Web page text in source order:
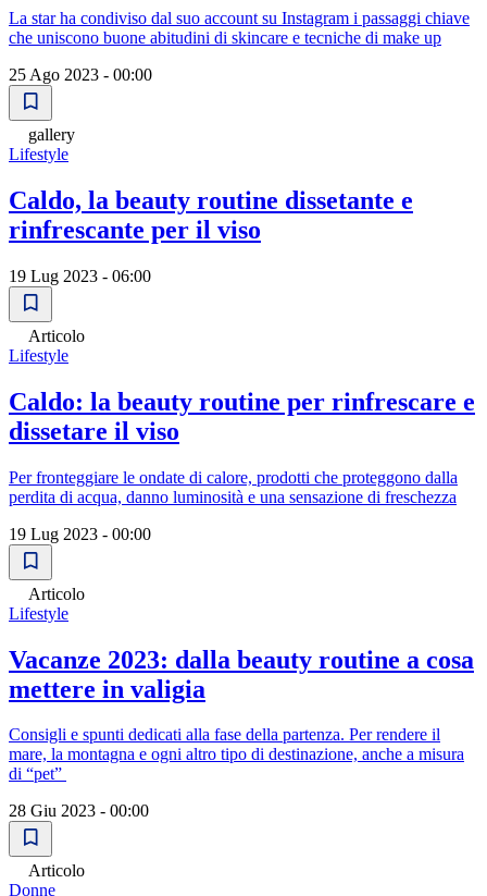
La star ha condiviso dal suo account su Instagram i passaggi chiave
che uniscono buone abitudini di skincare e tecniche di make up
25 Ago 2023 - 00:00
gallery
Lifestyle
Caldo, la beauty routine dissetante e
rinfrescante per il viso
19 Lug 2023 - 06:00
Articolo
Lifestyle
Caldo: la beauty routine per rinfrescare e
dissetare il viso
Per fronteggiare le ondate di calore, prodotti che proteggono dalla
perdita di acqua, danno luminosità e una sensazione di freschezza
19 Lug 2023 - 00:00
Articolo
Lifestyle
Vacanze 2023: dalla beauty routine a cosa
mettere in valigia
Consigli e spunti dedicati alla fase della partenza. Per rendere il
mare, la montagna e ogni altro tipo di destinazione, anche a misura
di “pet”
28 Giu 2023 - 00:00
Articolo
Donne